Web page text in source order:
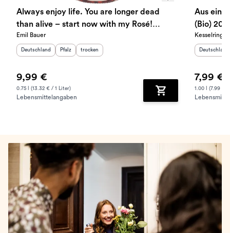
Always enjoy life. You are longer dead
than alive – start now with my Rosé!
trocken 2025
Emil Bauer
Herkunftsland
Deutschland Herkunftsregion
Pfalz Geschmack
trocken
9,99 €
0.75 l (13.32 € / 1 Liter)
Lebensmittelangaben Zum Warenkorb
Aus
(Bio)
Kesselring
Deutschland
7,99 €
1.00 l (7.99 € /